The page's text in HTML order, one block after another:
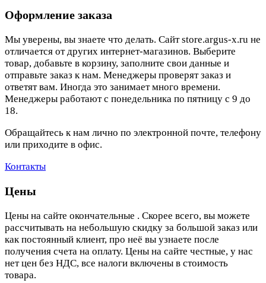
Оформление заказа
Мы уверены, вы знаете что делать. Сайт store.argus-x.ru не
отличается от других интернет-магазинов. Выберите
товар, добавьте в корзину, заполните свои данные и
отправьте заказ к нам. Менеджеры проверят заказ и
ответят вам. Иногда это занимает много времени.
Менеджеры работают с понедельника по пятницу с 9 до
18.
Обращайтесь к нам лично по электронной почте, телефону
или приходите в офис.
Контакты
Цены
Цены на сайте окончательные . Скорее всего, вы можете
рассчитывать на небольшую скидку за большой заказ или
как постоянный клиент, про неё вы узнаете после
получения счета на оплату. Цены на сайте честные, у нас
нет цен без НДС, все налоги включены в стоимость
товара.